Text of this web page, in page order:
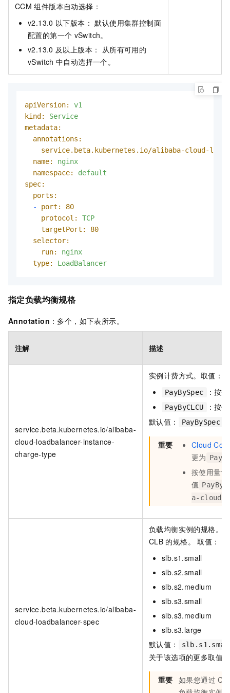
CCM 组件版本自动选择：
v2.13.0 以下版本： 默认使用集群控制面
配置的第一个 vSwitch。
v2.13.0 及以上版本： 从所有可用的
vSwitch 中自动选择一个。
apiVersion:
v1
kind:
Service
metadata:
annotations:
service.beta.kubernetes.io/alibaba-cloud-
name:
nginx
namespace:
default
spec:
ports:
-
port:
80
protocol:
TCP
targetPort:
80
selector:
run:
nginx
type:
LoadBalancer
指定负载均衡规格
Annotation ：多个，如下表所示。
注解 描述
service.beta.kubernetes.io/alibaba-
cloud-loadbalancer-instance-
charge-type
实例计费方式。取值：
PayBySpec ：按
PayByCLCU
：按
默认值：
PayBySpec
重要
Cloud
更为
按使用量
值
a-cloud-
service.beta.kubernetes.io/alibaba-
cloud-loadbalancer-spec
负载均衡实例的规格。
CLB 的规格。 取值：
slb.s1.small
slb.s2.small
slb.s2.medium
slb.s3.small
slb.s3.medium
slb.s3.large
默认值：
关于该选项的更多取值
重要 如果您通过